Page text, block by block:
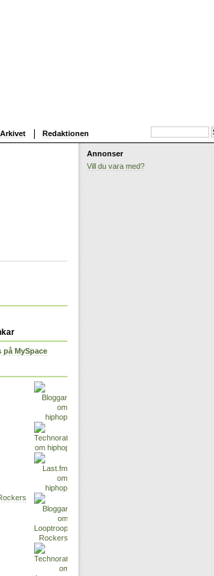
Arkivet Redaktionen
på MySpace
Annonser
Vill du vara med?